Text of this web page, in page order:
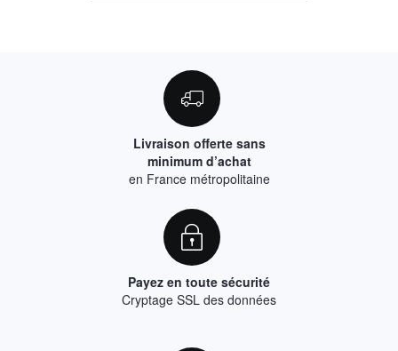
Livraison offerte sans
minimum d’achat
en France métropolitaine
Payez en toute sécurité
Cryptage SSL des données